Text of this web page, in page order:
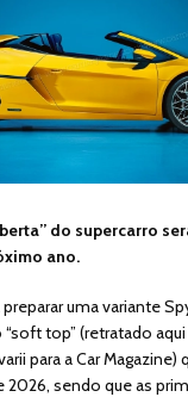
do supercarro
ano.
uma variante
top” (retratado aqui
para a Car
2026, sendo que as